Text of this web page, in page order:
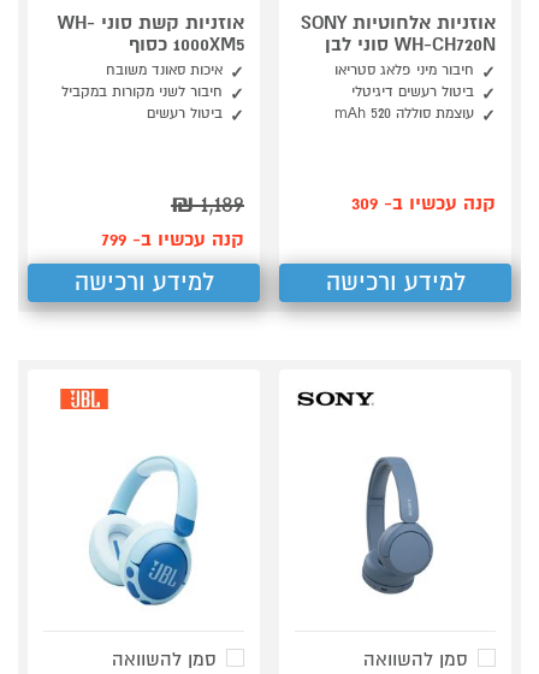
אוזניות אלחוטיות SONY
WH-CH720N סוני לבן
חיבור מיני פלאג סטריאו
ביטול רעשים דיגיטלי
עוצמת סוללה 520 mAh
קנה עכשיו ב- 309
למידע ורכישה
אוזניות קשת סוני WH-
1000XM5 כסוף
איכות סאונד משובח
חיבור לשני מקורות במקביל
ביטול רעשים
1,189
₪
קנה עכשיו ב- 799
למידע ורכישה
סמן להשוואה
סמן להשוואה